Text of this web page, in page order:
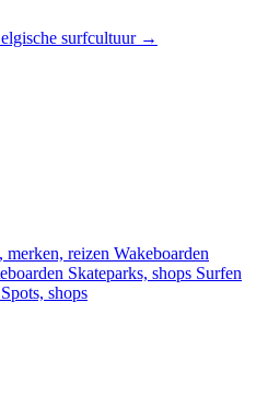
surfcultuur →
merken, reizen Wakeboarden
Skateparks, shops Surfen
Spots, shops